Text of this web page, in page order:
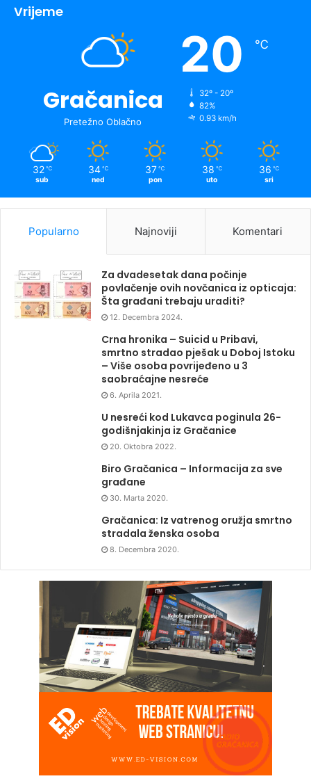
Vrijeme
Gračanica
Pretežno Oblačno
20 ℃
32º - 20º
82%
0.93 km/h
32 ℃
sub
34 ℃
ned
37 ℃
pon
38 ℃
uto
36 ℃
sri
Popularno Najnoviji Komentari
Za dvadesetak dana počinje
povlačenje ovih novčanica iz opticaja:
Šta građani trebaju uraditi?
12. Decembra 2024.
Crna hronika – Suicid u Pribavi,
smrtno stradao pješak u Doboj Istoku
– Više osoba povrijeđeno u 3
saobraćajne nesreće
6. Aprila 2021.
U nesreći kod Lukavca poginula 26-
godišnjakinja iz Gračanice
20. Oktobra 2022.
Biro Gračanica – Informacija za sve
građane
30. Marta 2020.
Gračanica: Iz vatrenog oružja smrtno
stradala ženska osoba
8. Decembra 2020.